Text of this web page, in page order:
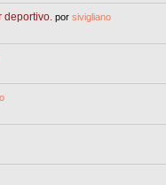
deportivo. porsivigliano